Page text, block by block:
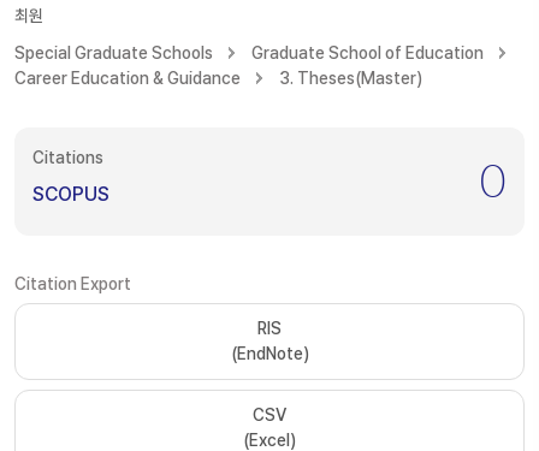
최원
Special Graduate Schools
Graduate School of Education
Career Education & Guidance
3. Theses(Master)
Citations
SCOPUS 0
Citation Export
RIS
(EndNote)
CSV
(Excel)